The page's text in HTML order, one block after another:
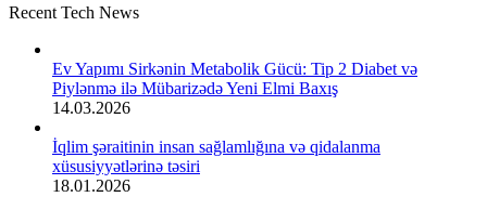
Recent Tech News
Ev Yapımı Sirkənin Metabolik Gücü: Tip 2 Diabet və
Piylənmə ilə Mübarizədə Yeni Elmi Baxış
14.03.2026
İqlim şəraitinin insan sağlamlığına və qidalanma
xüsusiyyətlərinə təsiri
18.01.2026